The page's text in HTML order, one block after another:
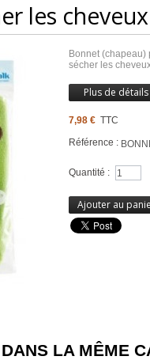
les
Bonnet
sécher les
Plus de détails
7,98 € TTC
Référence :
Quantité :
Ajouter au
LA MÊME